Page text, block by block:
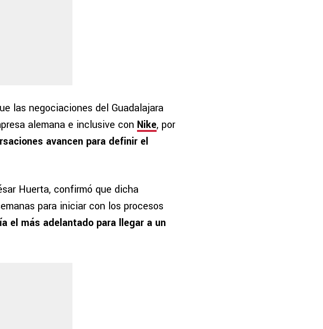
las negociaciones del Guadalajara
alemana e inclusive con Nike, por
avancen para definir el
Huerta, confirmó que dicha
para iniciar con los procesos
el más adelantado para llegar a un